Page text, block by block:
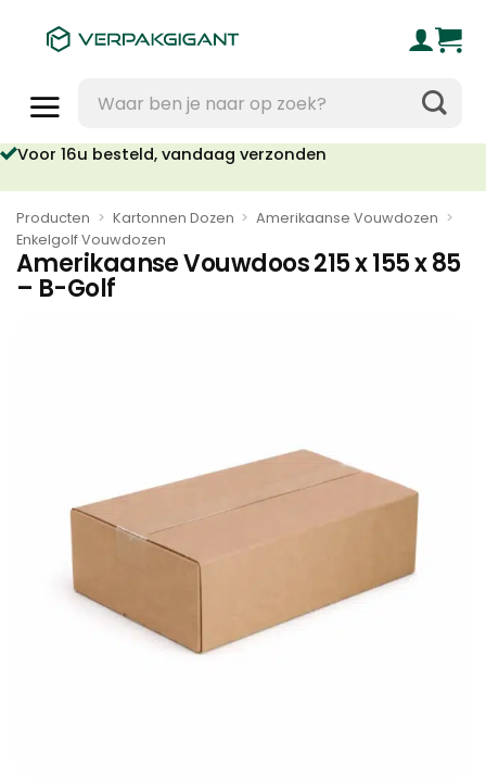
naar:
16u besteld, vandaag verzonden
Geen orderkosten vanaf €95
Producten > Kartonnen Dozen > Amerikaanse Vouwdozen >
Enkelgolf Vouwdozen
Amerikaanse Vouwdoos 215 x 155 x 85
– B-Golf